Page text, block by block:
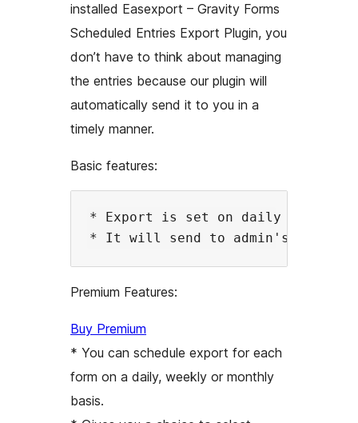
installed Easexport – Gravity Forms
Scheduled Entries Export Plugin, you
don’t have to think about managing
the entries because our plugin will
automatically send it to you in a
timely manner.
Basic features:
* Export is set on daily basis.
Premium Features:
Buy Premium
* You can schedule export for each
form on a daily, weekly or monthly
basis.